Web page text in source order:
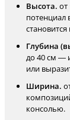
Высота. от
потенциал
Глубина
до 40 см —
или
Ширина.
консолью.